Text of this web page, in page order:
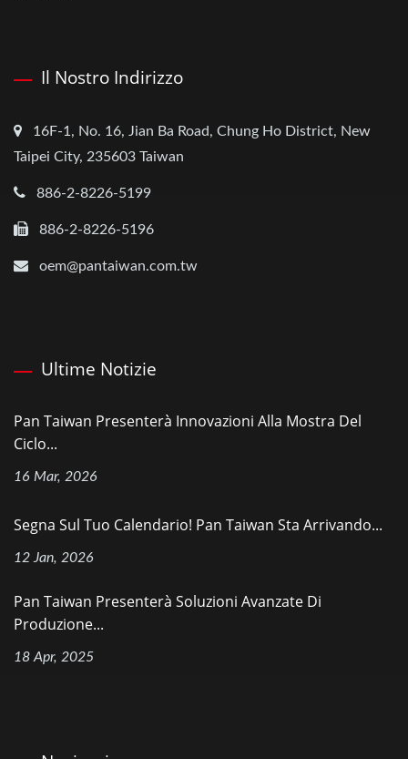
Il Nostro Indirizzo
16F-1, No. 16, Jian Ba Road, Chung Ho District, New
Taipei City, 235603 Taiwan
886-2-8226-5199
886-2-8226-5196
oem@pantaiwan.com.tw
Ultime Notizie
Pan Taiwan Presenterà Innovazioni Alla Mostra Del
Ciclo...
16 Mar, 2026
Segna Sul Tuo Calendario! Pan Taiwan Sta Arrivando...
12 Jan, 2026
Pan Taiwan Presenterà Soluzioni Avanzate Di
Produzione...
18 Apr, 2025